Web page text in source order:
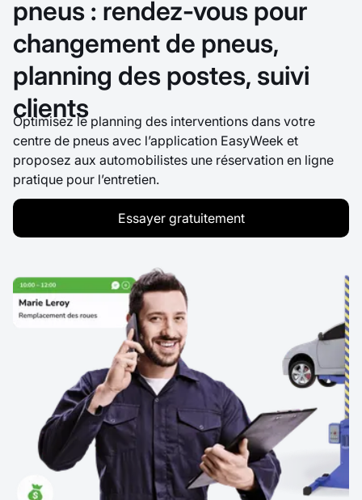
pneus : rendez-vous pour
changement de pneus,
planning des postes, suivi
clients
Optimisez le planning des interventions dans votre
centre de pneus avec l’application EasyWeek et
proposez aux automobilistes une réservation en ligne
pratique pour l’entretien.
Essayer gratuitement